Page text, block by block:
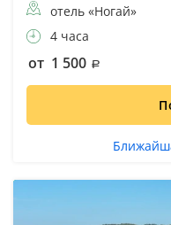
отель «Ногай»
4 часа
от 1 500